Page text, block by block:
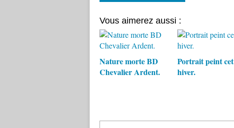
Vous aimerez aussi :
Nature morte BD
Chevalier Ardent.
Portrait peint cet
hiver.